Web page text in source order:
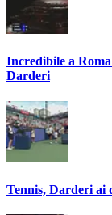
Incredibile a
Darderi
Tennis, Darderi